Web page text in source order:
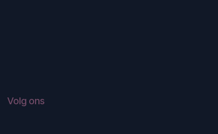
Volg ons